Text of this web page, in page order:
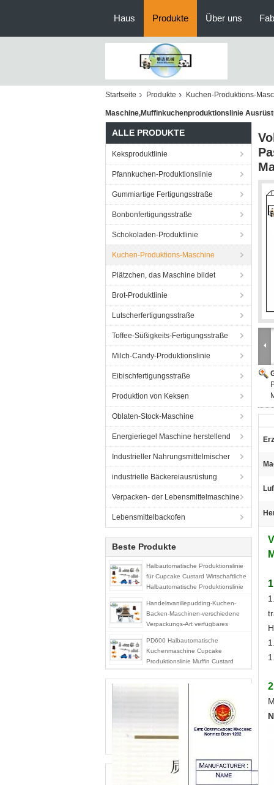
Haus Produkte Über uns
Startseite Produkte Kuchen-Produktions-
Maschine,Muffinkuchenproduktionslinie
ALLE PRODUKTE
Keksproduktlinie
Pfannkuchen-Produktionslinie
Gummiartige Fertigungsstraße
Bonbonfertigungsstraße
Schokoladen-Produktlinie
Kuchen-Produktions-Maschine
Plätzchen, das Maschine bildet
Brot-Produktlinie
Lutscherfertigungsstraße
Toffee-Süßigkeits-Fertigungsstraße
Milch-Candy-Produktionslinie
Eibischfertigungsstraße
Produktion von Keksen
Oblaten-Stock-Maschine
Energieriegel Maschine herstellend
Industrieller Nahrungsmittelmischer
industrielle Bäckereiausrüstung
Verpacken- der Lebensmittelmaschine
Lebensmittelbackofen
Beste Produkte
Halbautomatische Produktionslinie
für Cupcake Custard Wirtschaftliche
Halbautomatische Produktionslinie
Maschine
Handelsvanillepudding-Kuchen-
Backen-Maschinen-verschiedene
Verpackungs-Art verfügbares
PD600 Halbautomatische
Kuchenmaschine Cupcake
Produktionslinie Muffin Custard
Kuchenherstellungsanlage